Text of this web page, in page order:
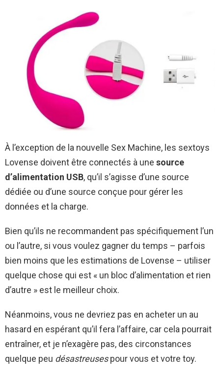
À l’exception de la nouvelle Sex Machine, les sextoys
Lovense doivent être connectés à une source
d’alimentation USB, qu’il s’agisse d’une source
dédiée ou d’une source conçue pour gérer les
données et la charge.
Bien qu’ils ne recommandent pas spécifiquement l’un
ou l’autre, si vous voulez gagner du temps – parfois
bien moins que les estimations de Lovense – utiliser
quelque chose qui est « un bloc d’alimentation et rien
d’autre » est le meilleur choix.
Néanmoins, vous ne devriez pas en acheter un au
hasard en espérant qu’il fera l’affaire, car cela pourrait
entraîner, et je n’exagère pas, des circonstances
quelque peu désastreusespour vous et votre toy.